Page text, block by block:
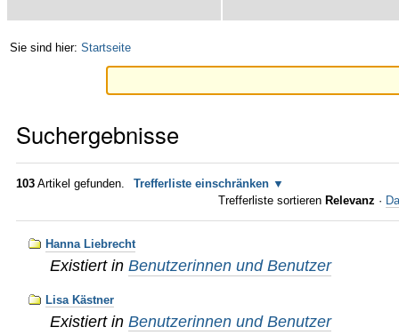
Sie sind hier: Startseite
Suchergebnisse
103 Artikel gefunden.
Trefferliste einschränken
Trefferliste sortieren Relevanz ·
Hanna Liebrecht
Existiert in Benutzerinnen und Benutzer
Lisa Kästner
Existiert in Benutzerinnen und Benutzer